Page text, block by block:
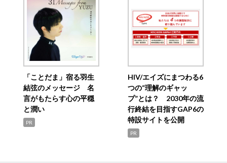
「ことだま」宿る羽生
結弦のメッセージ 名
言がもたらす心の平穏
と潤い
PR
HIV/エイズにまつわる6
つの“理解のギャッ
プ”とは？ 2030年の流
行終結を目指すGAP6の
特設サイトを公開
PR